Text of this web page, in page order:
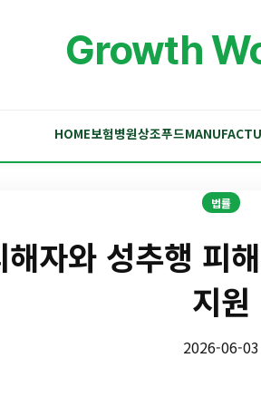
Growth
HOME보험병원상조푸드
법률
자와 성추행 피
지원
2026-06-03